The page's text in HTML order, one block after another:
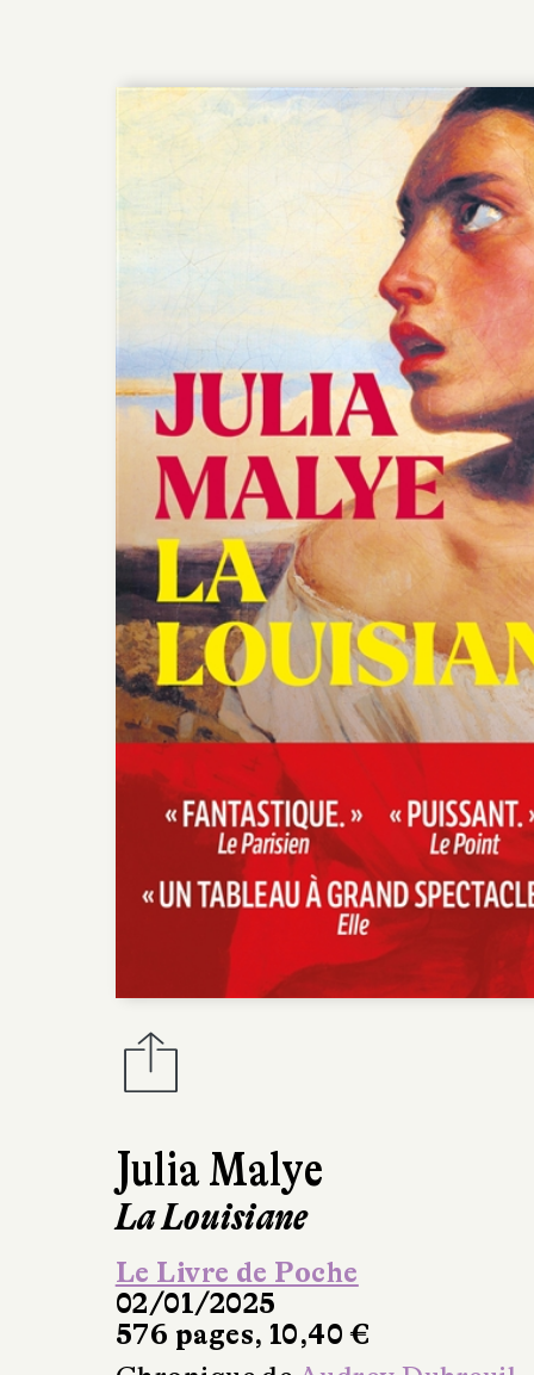
Julia Malye
La Louisiane
Le Livre de Poche
02/01/2025
576 pages, 10,40 €